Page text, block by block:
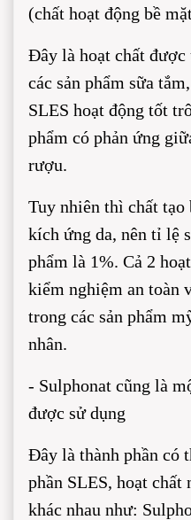
(chất hoạt động bề
Đây là hoạt chất được
các sản phẩm sữa
SLES hoạt động tốt
phẩm có phản ứng
rượu.
Tuy nhiên thì chất tạo
kích ứng da, nên tỉ lệ
phẩm là 1%. Cả 2
kiểm nghiệm an toàn
trong các sản phẩm
nhân.
- Sulphonat cũng là
được sử dụng
Đây là thành phần có
phần SLES, hoạt chất
khác nhau như: